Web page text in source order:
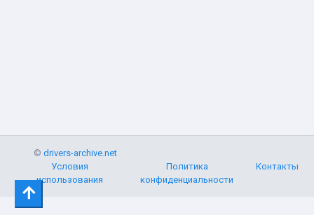
©drivers-archive.net
Условия
использования
Политика
конфиденциальности
Контакты